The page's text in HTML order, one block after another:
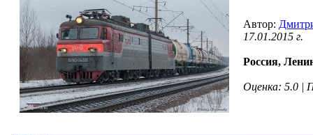
Автор:
17.01.2015 г.
Россия,
Оценка: 5.0 |